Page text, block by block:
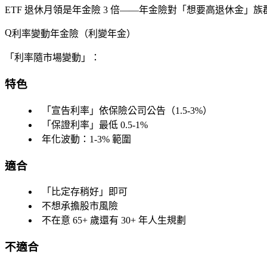
ETF 退休月領是年金險 3 倍——年金險對「想要高退休金」族
利率變動年金險（利變年金）
「利率隨市場變動」：
特色
「宣告利率」依保險公司公告（1.5-3%）
「保證利率」最低 0.5-1%
年化波動：1-3% 範圍
適合
「比定存稍好」即可
不想承擔股市風險
不在意 65+ 歲還有 30+ 年人生規劃
不適合